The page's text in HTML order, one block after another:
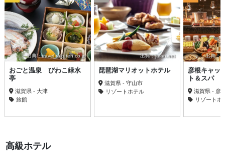
出典：travel.rakuten.co.jp
おごと温泉 びわこ緑水
亭
滋賀県 - 大津
旅館
出典：jalan.net
琵琶湖マリオットホテル
滋賀県 - 守山市
リゾートホテル
出典：
彦根キャッ
ト＆スパ
滋賀県 - 彦
リゾートホ
高級ホテル